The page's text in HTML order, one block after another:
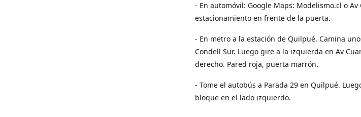
- En automóvil: Google Maps: Modelismo.cl o
estacionamiento en frente de la puerta.
- En metro a la estación de Quilpué. Camina
Condell Sur. Luego gire a la izquierda en Av
derecho. Pared roja, puerta marrón.
- Tome el autobús a Parada 29 en Quilpué.
bloque en el lado izquierdo.